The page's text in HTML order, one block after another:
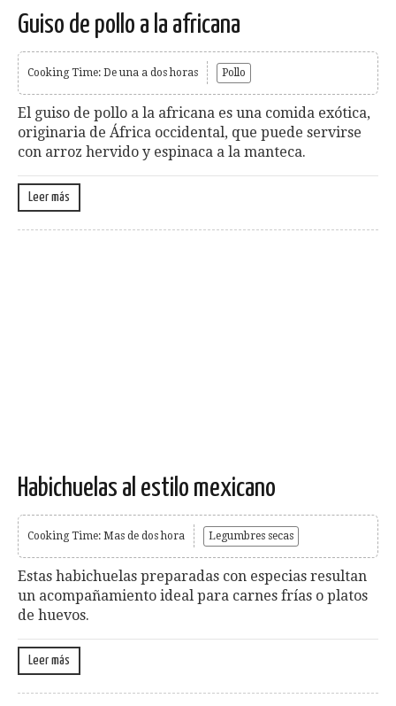
Guiso de pollo a la africana
Cooking Time: De una a dos horas Pollo
El guiso de pollo a la africana es una comida exótica,
originaria de África occidental, que puede servirse
con arroz hervido y espinaca a la manteca.
Leer más
Habichuelas al estilo mexicano
Cooking Time: Mas de dos hora Legumbres secas
Estas habichuelas preparadas con especias resultan
un acompa­ñamiento ideal para carnes frías o platos
de huevos.
Leer más